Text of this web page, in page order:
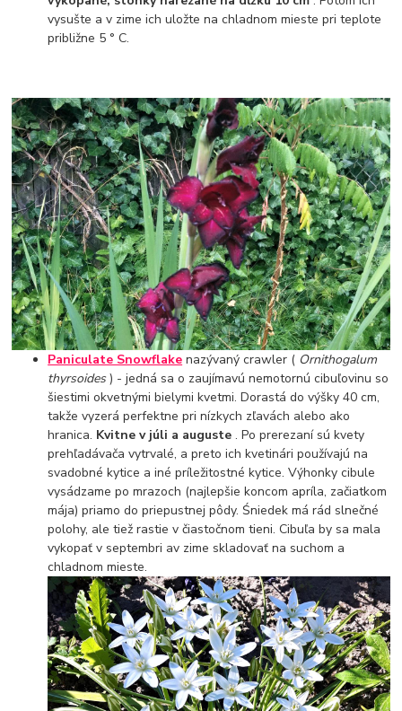
vysušte a v zime ich uložte na chladnom mieste pri teplote
približne 5 ° C.
Paniculate Snowflake nazývaný crawler ( Ornithogalum
thyrsoides) - jedná sa o zaujímavú nemotornú cibuľovinu so
šiestimi okvetnými bielymi kvetmi. Dorastá do výšky 40 cm,
takže vyzerá perfektne pri nízkych zľavách alebo ako
hranica. Kvitne v júli a auguste. Po prerezaní sú kvety
prehľadávača vytrvalé, a preto ich kvetinári používajú na
svadobné kytice a iné príležitostné kytice. Výhonky cibule
vysádzame po mrazoch (najlepšie koncom apríla, začiatkom
mája) priamo do priepustnej pôdy. Śniedek má rád slnečné
polohy, ale tiež rastie v čiastočnom tieni. Cibuľa by sa mala
vykopať v septembri av zime skladovať na suchom a
chladnom mieste.